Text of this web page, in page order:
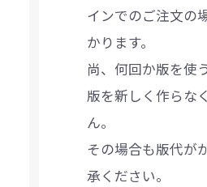
インでのご注文の
かります。
尚、何回か版を使
版を新しく作らな
ん。
その場合も版代が
承ください。